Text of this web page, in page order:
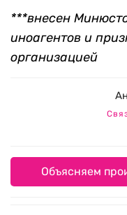
***внесен
иноагентов и
организацией
Объясняем